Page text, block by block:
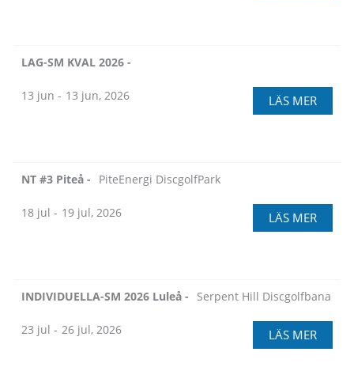
13 jun - 13 jun, 2026
LAG-SM KVAL 2026 -
LÄS MER
18 jul - 19 jul, 2026
NT #3 Piteå - PiteEnergi DiscgolfPark
LÄS MER
23 jul - 26 jul, 2026
INDIVIDUELLA-SM 2026 Luleå - Serpent Hill Discgolfbana
LÄS MER